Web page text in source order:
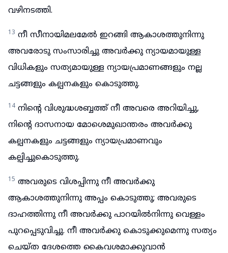
വഴിനടത്തി.
13 നീ സീനായിമലമേൽ ഇറങ്ങി ആകാശത്തുനിന്നു
അവരോടു സംസാരിച്ചു അവർക്കു ന്യായമായുള്ള
വിധികളും സത്യമായുള്ള ന്യായപ്രമാണങ്ങളും നല്ല
ചട്ടങ്ങളും കല്പനകളും കൊടുത്തു.
14 നിന്റെ വിശുദ്ധശബ്ബത്ത് നീ അവരെ അറിയിച്ചു,
നിന്റെ ദാസനായ മോശെമുഖാന്തരം അവർക്കു
കല്പനകളും ചട്ടങ്ങളും ന്യായപ്രമാണവും
കല്പിച്ചുകൊടുത്തു.
15 അവരുടെ വിശപ്പിന്നു നീ അവർക്കു
ആകാശത്തുനിന്നു അപ്പം കൊടുത്തു; അവരുടെ
ദാഹത്തിന്നു നീ അവർക്കു പാറയിൽനിന്നു വെള്ളം
പുറപ്പെടുവിച്ചു. നീ അവർക്കു കൊടുക്കുമെന്നു സത്യം
ചെയ്ത ദേശത്തെ കൈവശമാക്കുവാൻ